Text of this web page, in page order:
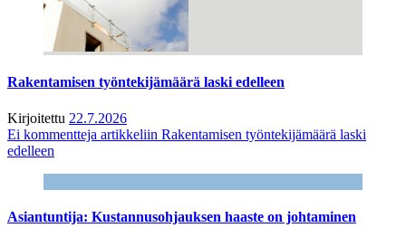
Rakentamisen työntekijämäärä laski edelleen
Kirjoitettu 22.7.2026
Ei kommentteja artikkeliin Rakentamisen työntekijämäärä laski
edelleen
Asiantuntija: Kustannusohjauksen haaste on johtaminen